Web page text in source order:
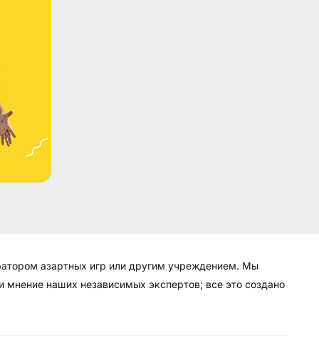
азартных игр или другим учреждением. Мы
мнение наших независимых экспертов; все это создано